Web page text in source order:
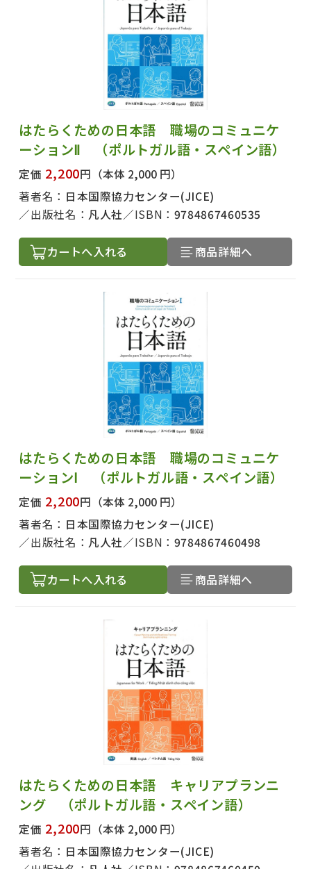
出版社名で絞り込む
著者名で絞り込む
はたらくための日本語 職場のコミュニケ
ーションⅡ （ポルトガル語・スペイン語）
定価 2,200円 （本体 2,000 円）
著者名： 日本国際協力センター(JICE)
出版社名： 凡人社 ISBN： 9784867460535
カートへ入れる 商品詳細へ
はたらくための日本語 職場のコミュニケ
ーションⅠ （ポルトガル語・スペイン語）
定価 2,200円 （本体 2,000 円）
著者名： 日本国際協力センター(JICE)
出版社名： 凡人社 ISBN： 9784867460498
カートへ入れる 商品詳細へ
はたらくための日本語 キャリアプランニ
ング （ポルトガル語・スペイン語）
定価 2,200円 （本体 2,000 円）
著者名： 日本国際協力センター(JICE)